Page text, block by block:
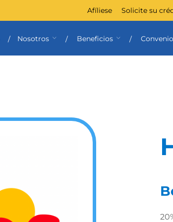
Afíliese Solicite su
Nosotros Beneficios